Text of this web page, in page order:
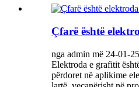
Çfarë është
nga admin më 24-01-25
Elektroda e grafitit
përdoret në aplikime